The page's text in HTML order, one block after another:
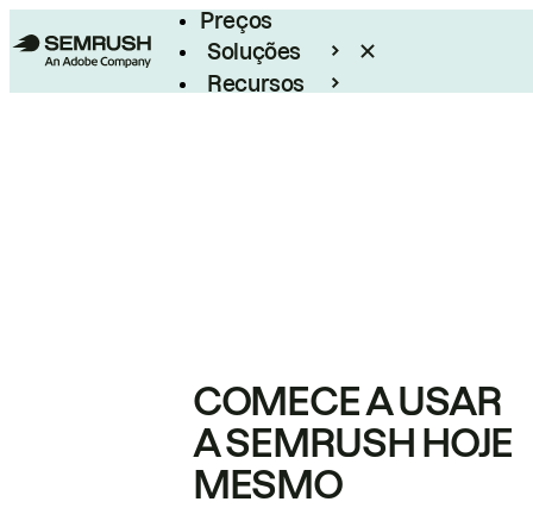
Preços
Soluções
Recursos
COMECE A USAR
A SEMRUSH HOJE
MESMO